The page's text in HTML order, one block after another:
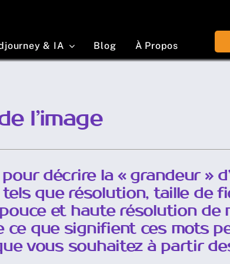
& IA Blog À Propos
l’image
décrire la « grandeur »
que résolution, taille de
et haute résolution de
ce que signifient ces mots
vous souhaitez à partir